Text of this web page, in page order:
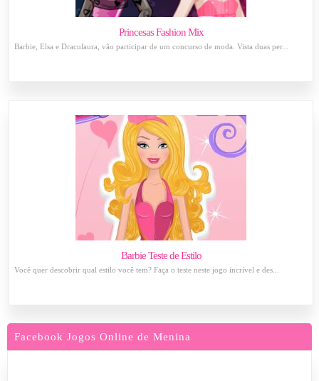
Princesas Fashion Mix
Barbie, Elsa e Draculaura, vão participar de um concurso de moda. Vista duas per...
Barbie Teste de Estilo
Você quer descobrir qual estilo você tem? Faça o teste neste jogo incrível e des...
Facebook Jogos Online de Menina